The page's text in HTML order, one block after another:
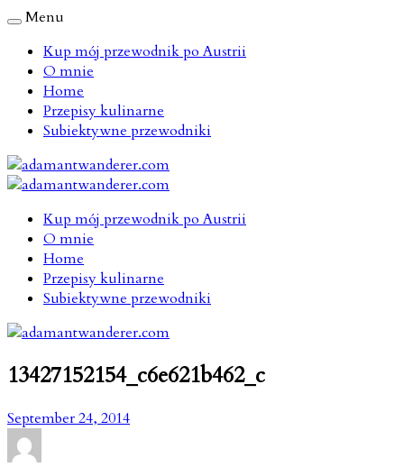
Menu
Kup mój przewodnik po Austrii
O mnie
Home
Przepisy kulinarne
Subiektywne przewodniki
Kup mój przewodnik po Austrii
O mnie
Home
Przepisy kulinarne
Subiektywne przewodniki
13427152154_c6e621b462_c
September 24, 2014